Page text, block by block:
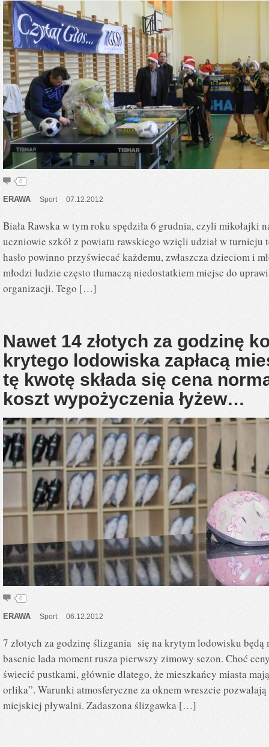
0
ERAWA Sport 07.12.2012
Biała Rawska w tym roku spędziła 6 grudnia, czyli mikołajki
uczniowie szkół z powiatu rawskiego wzięli udział w turnieju
hasło powinno przyświecać każdemu, zwłaszcza dzieciom i
młodzi ludzie często tłumaczą niedostatkiem miejsc do
organizacji. Tego […]
Nawet 14 złotych za godzinę
krytego lodowiska zapłacą
tę kwotę składa się cena
koszt wypożyczenia łyżew…
0
ERAWA Sport 06.12.2012
7 złotych za godzinę ślizgania się na krytym lodowisku będą
basenie lada moment rusza pierwszy zimowy sezon. Choć
świecić pustkami, głównie dlatego, że mieszkańcy miasta
orlika”. Warunki atmosferyczne za oknem wreszcie
miejskiej pływalni. Zadaszona ślizgawka […]